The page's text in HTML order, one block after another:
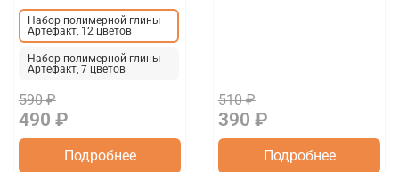
Набор полимерной глины
Артефакт, 12 цветов
Набор полимерной глины
Артефакт, 7 цветов
590 ₽
490 ₽
Подробнее
510 ₽
390 ₽
Подробнее